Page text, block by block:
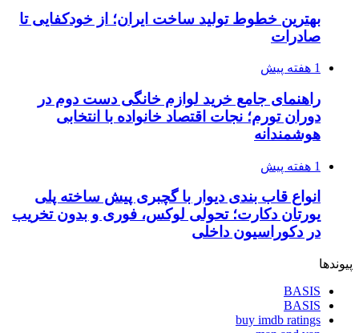
بهترین خطوط تولید ساخت ایران؛ از خودکفایی تا
صادرات
1 هفته پیش
راهنمای جامع خرید لوازم خانگی دست دوم در
دوران تورم؛ نجات اقتصاد خانواده با انتخابی
هوشمندانه
1 هفته پیش
انواع قاب بندی دیوار با گچبری پیش ساخته پلی
یورتان دکارت؛ تحولی لوکس، فوری و بدون تخریب
در دکوراسیون داخلی
پیوندها
BASIS
BASIS
buy imdb ratings